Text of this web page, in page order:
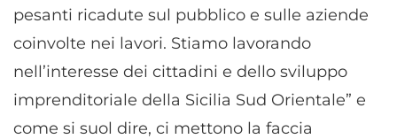
pesanti ricadute sul pubblico e sulle aziende
coinvolte nei lavori. Stiamo lavorando
nell’interesse dei cittadini e dello sviluppo
imprenditoriale della Sicilia Sud Orientale” e
come si suol dire, ci mettono la faccia